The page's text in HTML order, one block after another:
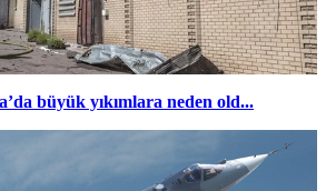
büyük yıkımlara neden old...